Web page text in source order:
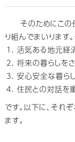
そのためにこの
り組んでまいります。
活気ある地元経
将来の暮らしを
安心安全な暮ら
住民との対話
です。以下に、それ
ます。